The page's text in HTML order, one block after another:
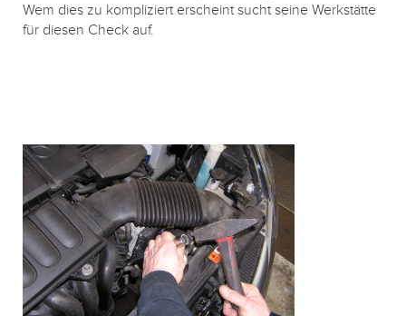
Wem dies zu kompliziert erscheint sucht seine Werkstätte
für diesen Check auf.